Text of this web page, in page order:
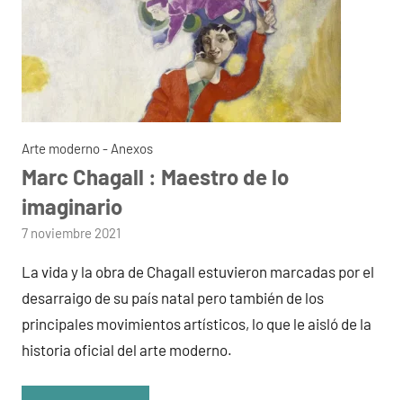
Arte moderno - Anexos
Marc Chagall : Maestro de lo
imaginario
por
7 noviembre 2021
La vida y la obra de Chagall estuvieron marcadas por el
desarraigo de su país natal pero también de los
principales movimientos artísticos, lo que le aisló de la
historia oficial del arte moderno.